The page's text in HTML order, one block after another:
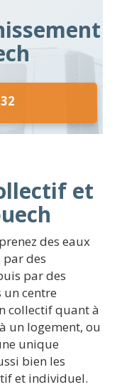
et
des eaux
par des
par des
centre
collectif quant à
un logement, ou
unique
bien les
et individuel.